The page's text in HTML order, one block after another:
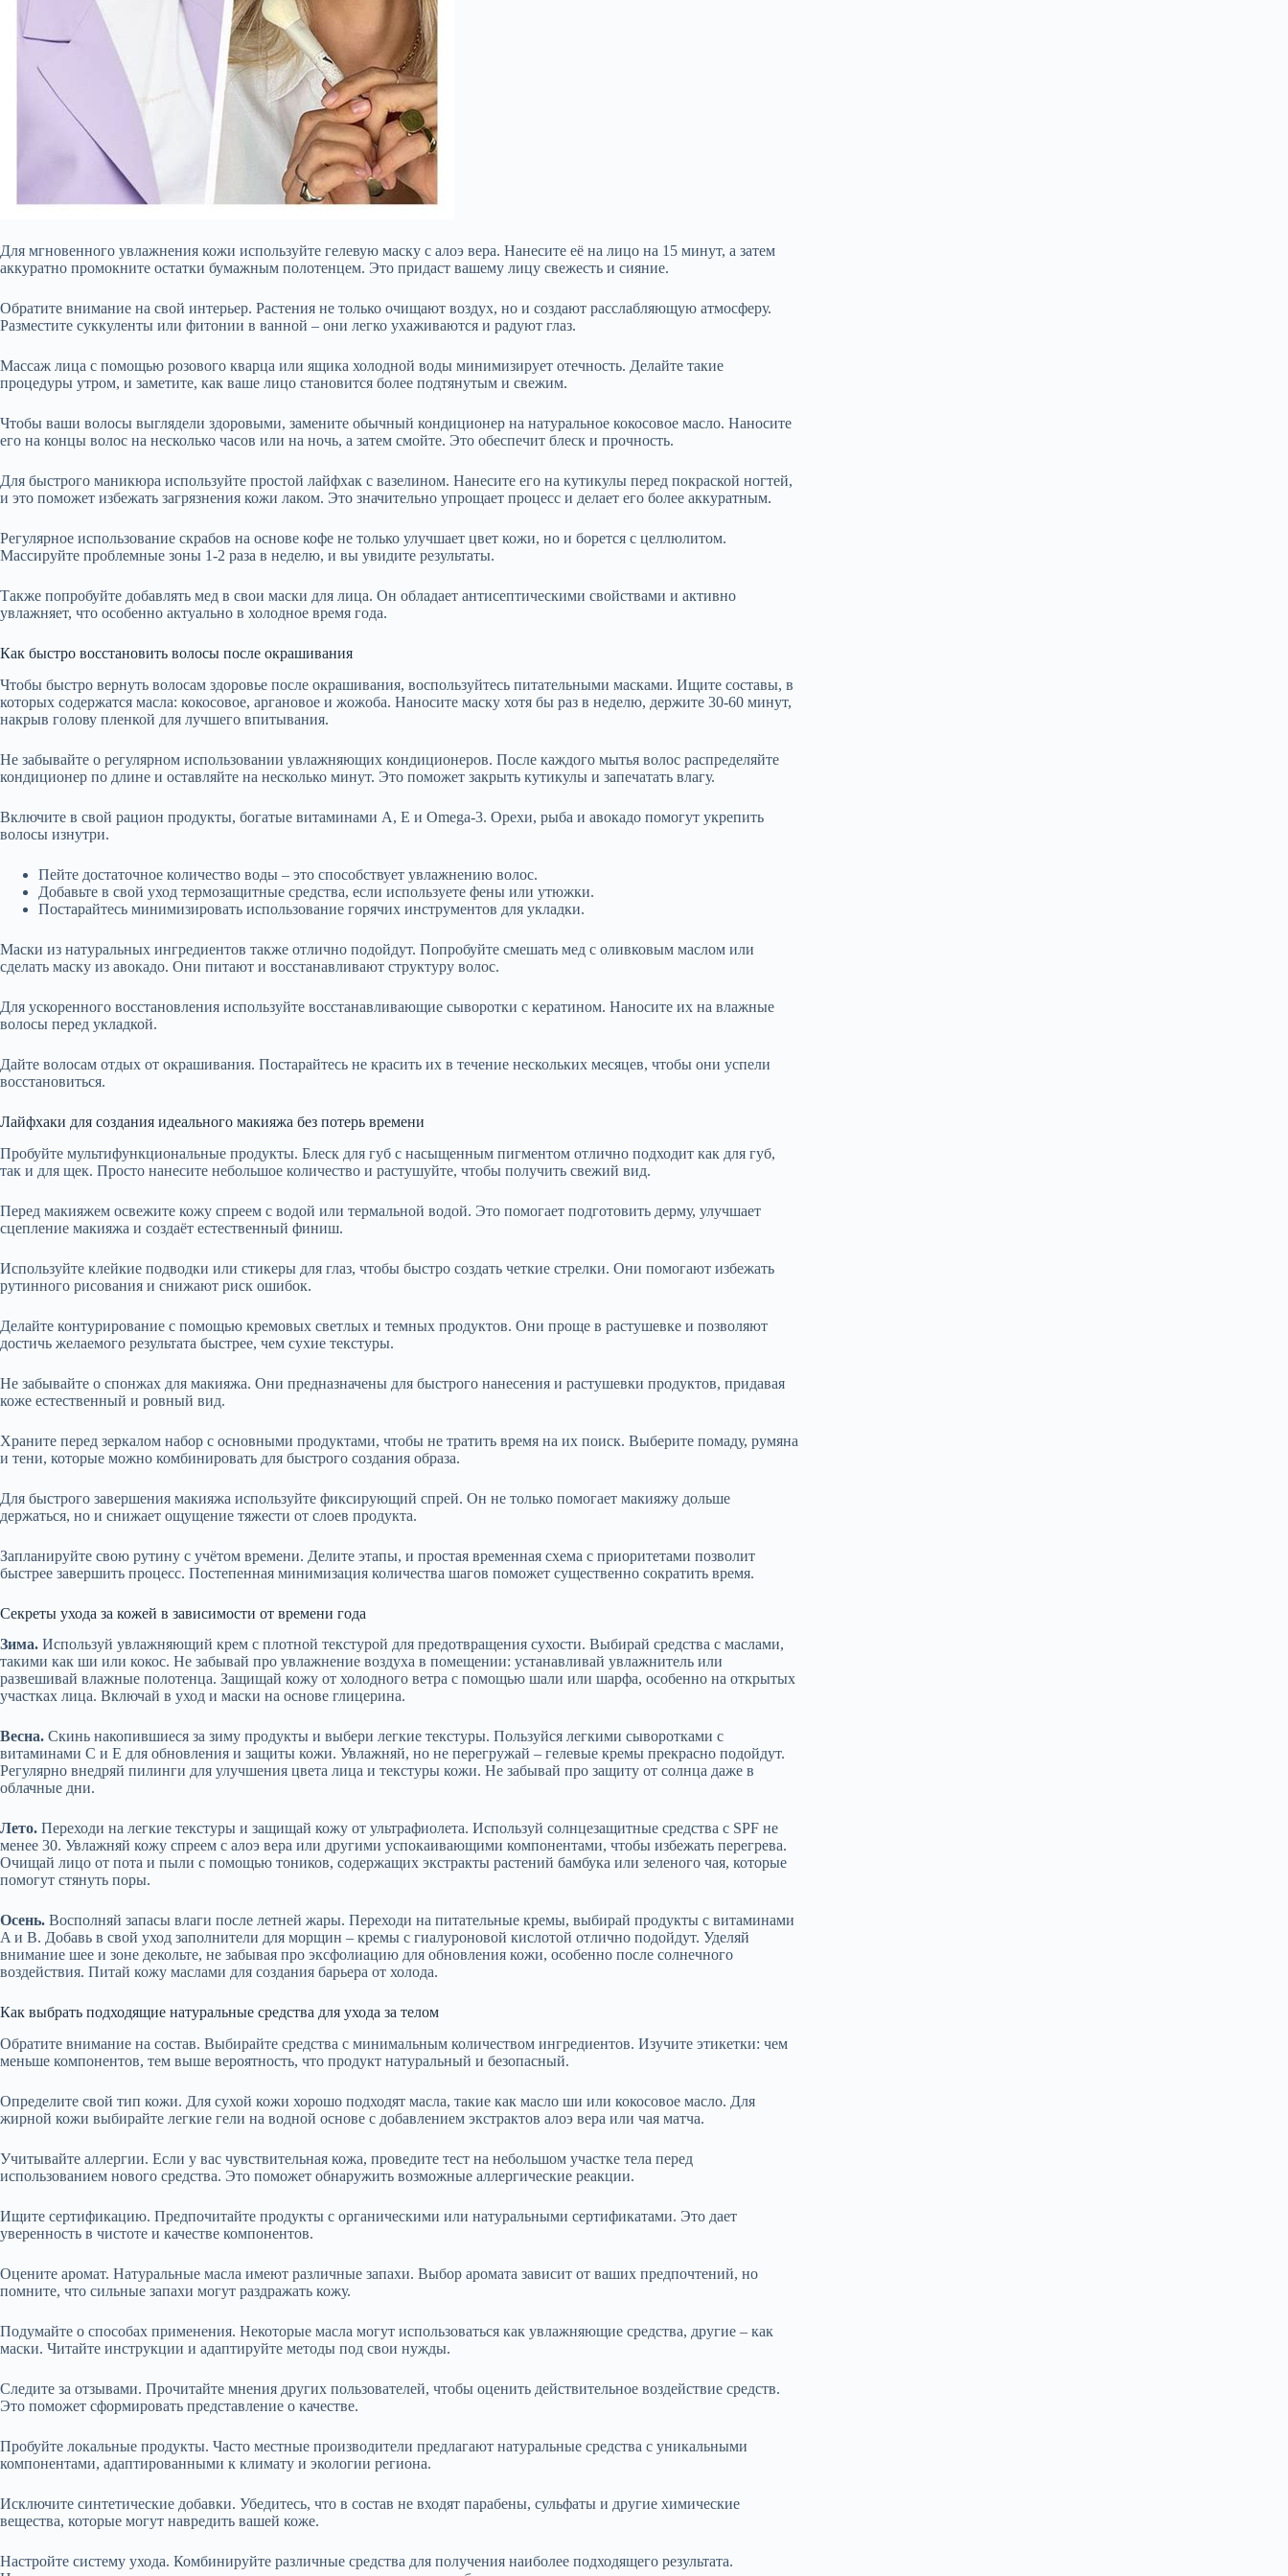
Для мгновенного увлажнения кожи используйте гелевую маску с алоэ вера. Нанесите её на лицо на 15 минут, а затем
аккуратно промокните остатки бумажным полотенцем. Это придаст вашему лицу свежесть и сияние.
Обратите внимание на свой интерьер. Растения не только очищают воздух, но и создают расслабляющую атмосферу.
Разместите суккуленты или фитонии в ванной – они легко ухаживаются и радуют глаз.
Массаж лица с помощью розового кварца или ящика холодной воды минимизирует отечность. Делайте такие
процедуры утром, и заметите, как ваше лицо становится более подтянутым и свежим.
Чтобы ваши волосы выглядели здоровыми, замените обычный кондиционер на натуральное кокосовое масло. Наносите
его на концы волос на несколько часов или на ночь, а затем смойте. Это обеспечит блеск и прочность.
Для быстрого маникюра используйте простой лайфхак с вазелином. Нанесите его на кутикулы перед покраской ногтей,
и это поможет избежать загрязнения кожи лаком. Это значительно упрощает процесс и делает его более аккуратным.
Регулярное использование скрабов на основе кофе не только улучшает цвет кожи, но и борется с целлюлитом.
Массируйте проблемные зоны 1-2 раза в неделю, и вы увидите результаты.
Также попробуйте добавлять мед в свои маски для лица. Он обладает антисептическими свойствами и активно
увлажняет, что особенно актуально в холодное время года.
Как быстро восстановить волосы после окрашивания
Чтобы быстро вернуть волосам здоровье после окрашивания, воспользуйтесь питательными масками. Ищите составы, в
которых содержатся масла: кокосовое, аргановое и жожоба. Наносите маску хотя бы раз в неделю, держите 30-60 минут,
накрыв голову пленкой для лучшего впитывания.
Не забывайте о регулярном использовании увлажняющих кондиционеров. После каждого мытья волос распределяйте
кондиционер по длине и оставляйте на несколько минут. Это поможет закрыть кутикулы и запечатать влагу.
Включите в свой рацион продукты, богатые витаминами A, E и Omega-3. Орехи, рыба и авокадо помогут укрепить
волосы изнутри.
Пейте достаточное количество воды – это способствует увлажнению волос.
Добавьте в свой уход термозащитные средства, если используете фены или утюжки.
Постарайтесь минимизировать использование горячих инструментов для укладки.
Маски из натуральных ингредиентов также отлично подойдут. Попробуйте смешать мед с оливковым маслом или
сделать маску из авокадо. Они питают и восстанавливают структуру волос.
Для ускоренного восстановления используйте восстанавливающие сыворотки с кератином. Наносите их на влажные
волосы перед укладкой.
Дайте волосам отдых от окрашивания. Постарайтесь не красить их в течение нескольких месяцев, чтобы они успели
восстановиться.
Лайфхаки для создания идеального макияжа без потерь времени
Пробуйте мультифункциональные продукты. Блеск для губ с насыщенным пигментом отлично подходит как для губ,
так и для щек. Просто нанесите небольшое количество и растушуйте, чтобы получить свежий вид.
Перед макияжем освежите кожу спреем с водой или термальной водой. Это помогает подготовить дерму, улучшает
сцепление макияжа и создаёт естественный финиш.
Используйте клейкие подводки или стикеры для глаз, чтобы быстро создать четкие стрелки. Они помогают избежать
рутинного рисования и снижают риск ошибок.
Делайте контурирование с помощью кремовых светлых и темных продуктов. Они проще в растушевке и позволяют
достичь желаемого результата быстрее, чем сухие текстуры.
Не забывайте о спонжах для макияжа. Они предназначены для быстрого нанесения и растушевки продуктов, придавая
коже естественный и ровный вид.
Храните перед зеркалом набор с основными продуктами, чтобы не тратить время на их поиск. Выберите помаду, румяна
и тени, которые можно комбинировать для быстрого создания образа.
Для быстрого завершения макияжа используйте фиксирующий спрей. Он не только помогает макияжу дольше
держаться, но и снижает ощущение тяжести от слоев продукта.
Запланируйте свою рутину с учётом времени. Делите этапы, и простая временная схема с приоритетами позволит
быстрее завершить процесс. Постепенная минимизация количества шагов поможет существенно сократить время.
Секреты ухода за кожей в зависимости от времени года
Зима. Используй увлажняющий крем с плотной текстурой для предотвращения сухости. Выбирай средства с маслами,
такими как ши или кокос. Не забывай про увлажнение воздуха в помещении: устанавливай увлажнитель или
развешивай влажные полотенца. Защищай кожу от холодного ветра с помощью шали или шарфа, особенно на открытых
участках лица. Включай в уход и маски на основе глицерина.
Весна. Скинь накопившиеся за зиму продукты и выбери легкие текстуры. Пользуйся легкими сыворотками с
витаминами C и E для обновления и защиты кожи. Увлажняй, но не перегружай – гелевые кремы прекрасно подойдут.
Регулярно внедряй пилинги для улучшения цвета лица и текстуры кожи. Не забывай про защиту от солнца даже в
облачные дни.
Лето. Переходи на легкие текстуры и защищай кожу от ультрафиолета. Используй солнцезащитные средства с SPF не
менее 30. Увлажняй кожу спреем с алоэ вера или другими успокаивающими компонентами, чтобы избежать перегрева.
Очищай лицо от пота и пыли с помощью тоников, содержащих экстракты растений бамбука или зеленого чая, которые
помогут стянуть поры.
Осень. Восполняй запасы влаги после летней жары. Переходи на питательные кремы, выбирай продукты с витаминами
A и B. Добавь в свой уход заполнители для морщин – кремы с гиалуроновой кислотой отлично подойдут. Уделяй
внимание шее и зоне декольте, не забывая про эксфолиацию для обновления кожи, особенно после солнечного
воздействия. Питай кожу маслами для создания барьера от холода.
Как выбрать подходящие натуральные средства для ухода за телом
Обратите внимание на состав. Выбирайте средства с минимальным количеством ингредиентов. Изучите этикетки: чем
меньше компонентов, тем выше вероятность, что продукт натуральный и безопасный.
Определите свой тип кожи. Для сухой кожи хорошо подходят масла, такие как масло ши или кокосовое масло. Для
жирной кожи выбирайте легкие гели на водной основе с добавлением экстрактов алоэ вера или чая матча.
Учитывайте аллергии. Если у вас чувствительная кожа, проведите тест на небольшом участке тела перед
использованием нового средства. Это поможет обнаружить возможные аллергические реакции.
Ищите сертификацию. Предпочитайте продукты с органическими или натуральными сертификатами. Это дает
уверенность в чистоте и качестве компонентов.
Оцените аромат. Натуральные масла имеют различные запахи. Выбор аромата зависит от ваших предпочтений, но
помните, что сильные запахи могут раздражать кожу.
Подумайте о способах применения. Некоторые масла могут использоваться как увлажняющие средства, другие – как
маски. Читайте инструкции и адаптируйте методы под свои нужды.
Следите за отзывами. Прочитайте мнения других пользователей, чтобы оценить действительное воздействие средств.
Это поможет сформировать представление о качестве.
Пробуйте локальные продукты. Часто местные производители предлагают натуральные средства с уникальными
компонентами, адаптированными к климату и экологии региона.
Исключите синтетические добавки. Убедитесь, что в состав не входят парабены, сульфаты и другие химические
вещества, которые могут навредить вашей коже.
Настройте систему ухода. Комбинируйте различные средства для получения наиболее подходящего результата.